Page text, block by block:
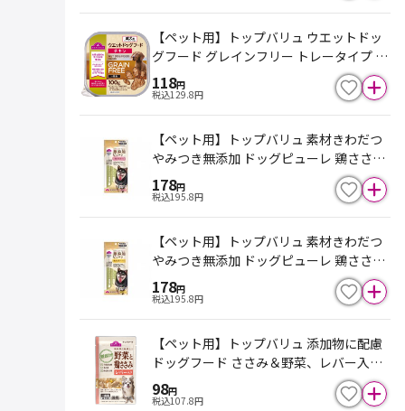
【ペット用】トップバリュ ウエットドッ
グフード グレインフリー トレータイプ チ
キン 100g
118円
税込129.8円
【ペット用】トップバリュ 素材きわだつ
やみつき無添加 ドッグピューレ 鶏ささみ
入り 14g×4本
178円
税込195.8円
【ペット用】トップバリュ 素材きわだつ
やみつき無添加 ドッグピューレ 鶏ささみ
チーズ入り 14g×4本
178円
税込195.8円
【ペット用】トップバリュ 添加物に配慮
ドッグフード ささみ＆野菜、レバー入り
60g
98円
税込107.8円